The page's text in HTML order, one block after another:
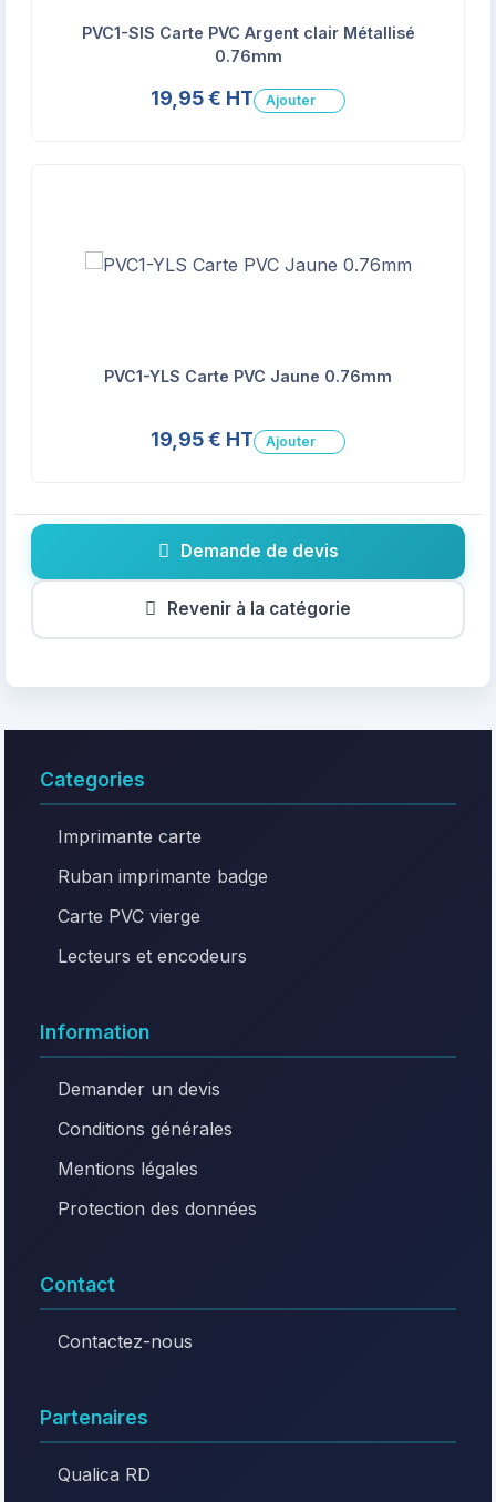
PVC1-SIS Carte PVC Argent clair Métallisé
0.76mm
19,95 € HT Ajouter
PVC1-YLS Carte PVC Jaune 0.76mm
19,95 € HT Ajouter
Demande de devis
Revenir à la catégorie
Categories
Imprimante carte
Ruban imprimante badge
Carte PVC vierge
Lecteurs et encodeurs
Information
Demander un devis
Conditions générales
Mentions légales
Protection des données
Contact
Contactez-nous
Partenaires
Qualica RD